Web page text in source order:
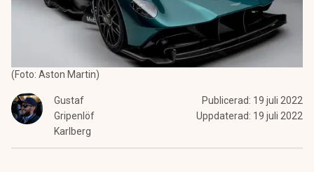
(Foto: Aston Martin)
Gustaf
Gripenlöf
Karlberg
Publicerad: 19 juli 2022
Uppdaterad: 19 juli 2022